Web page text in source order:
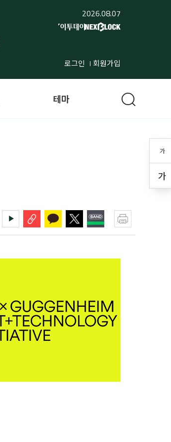
2026.08.07
로그인 회원가입
가
가
테마